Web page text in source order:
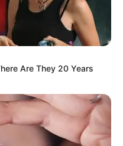
Bikin
Are They 20 Years